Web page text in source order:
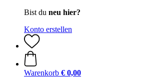
Bist du neu hier?
Konto erstellen
Warenkorb € 0,00